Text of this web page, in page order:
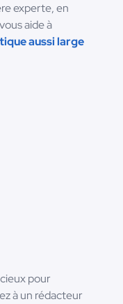
experte, en
aide à
aussi large
pour
à un rédacteur